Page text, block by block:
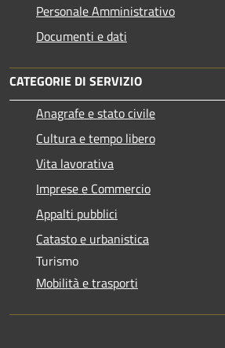
Personale Amministrativo
Documenti e dati
CATEGORIE DI SERVIZIO
Anagrafe e stato civile
Cultura e tempo libero
Vita lavorativa
Imprese e Commercio
Appalti pubblici
Catasto e urbanistica
Turismo
Mobilità e trasporti